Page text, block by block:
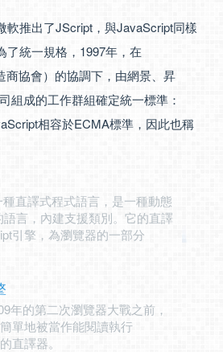
軟推出了JScript，與JavaScript同樣
了統一規格，1997年，在
商協會）的協調下，由網景、昇
組成的工作群組確定統一標準：
相容於ECMA標準，因此也稱
直譯式程式語言，是一種動態
言，內建支援類別。它的直譯
引擎，為瀏覽器的一部分
年的第二次瀏覽器大戰之前，
單地被當作能閱讀執行
直譯器。